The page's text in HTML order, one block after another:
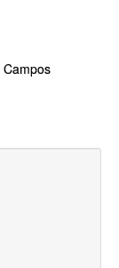
Campos